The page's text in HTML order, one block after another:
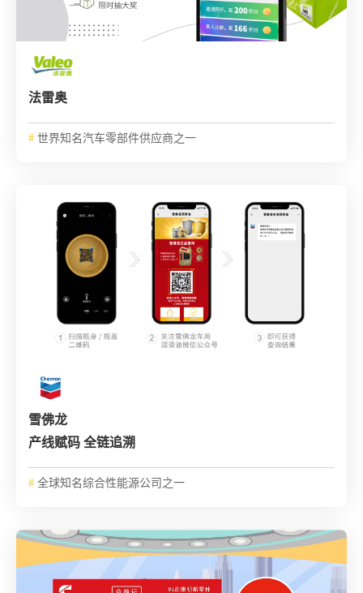
法雷奥
# 世界知名汽车零部件供应商之一
雪佛龙
产线赋码 全链追溯
# 全球知名综合性能源公司之一